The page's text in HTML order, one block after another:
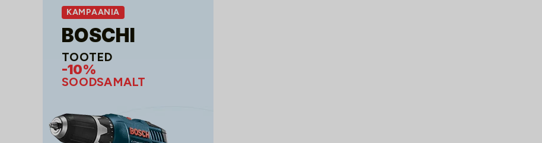
KAMPAANIA
BOSCHI
TOOTED
-10%
SOODSAMALT